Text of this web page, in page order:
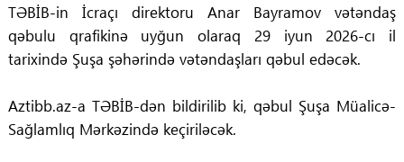
TƏBİB-in İcraçı direktoru Anar Bayramov vətəndaş
qəbulu qrafikinə uyğun olaraq 29 iyun 2026-cı il
tarixində Şuşa şəhərində vətəndaşları qəbul edəcək.
Aztibb.az-a TƏBİB-dən bildirilib ki, qəbul Şuşa Müalicə-
Sağlamlıq Mərkəzində keçiriləcək.